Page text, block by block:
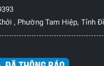
, Phường Tam Hiệp, Tỉnh